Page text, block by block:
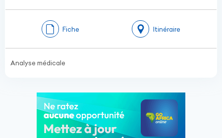
Fiche Itinéraire
Analyse médicale